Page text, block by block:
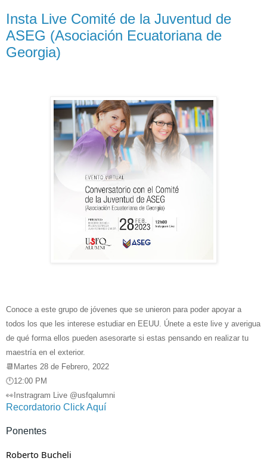
Insta Live Comité de la Juventud de
ASEG (Asociación Ecuatoriana de
Georgia)
Conoce a este grupo de jóvenes que se unieron para poder apoyar a
todos los que les interese estudiar en EEUU. Únete a este live y averigua
de qué forma ellos pueden asesorarte si estas pensando en realizar tu
maestría en el exterior.
📆Martes 28 de Febrero, 2022
🕛12:00 PM
👀Instragram Live @usfqalumni
Recordatorio Click Aquí
Ponentes
Roberto Bucheli